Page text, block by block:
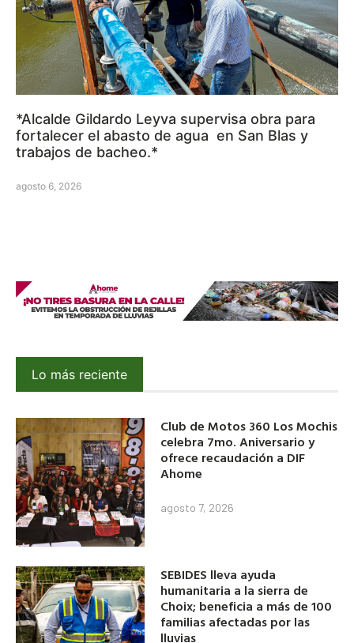
*Alcalde Gildardo Leyva supervisa obra para
fortalecer el abasto de agua en San Blas y
trabajos de bacheo.*
agosto 6, 2026
Lo más reciente
Club de Motos 360 Los Mochis
celebra 7mo. Aniversario y
ofrece recaudación a DIF
Ahome
agosto 7, 2026
SEBIDES lleva ayuda
humanitaria a la sierra de
Choix; beneficia a más de 100
familias afectadas por las
lluvias